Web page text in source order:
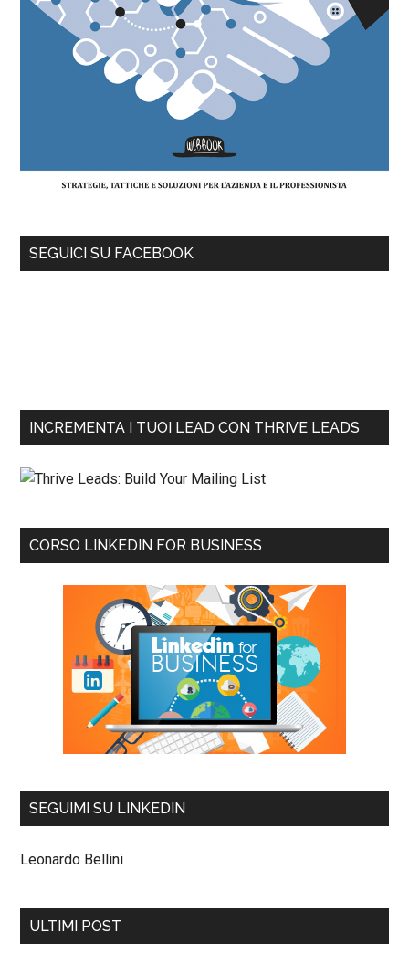
SEGUICI SU FACEBOOK
INCREMENTA I TUOI LEAD CON THRIVE LEADS
CORSO LINKEDIN FOR BUSINESS
SEGUIMI SU LINKEDIN
Leonardo Bellini
ULTIMI POST